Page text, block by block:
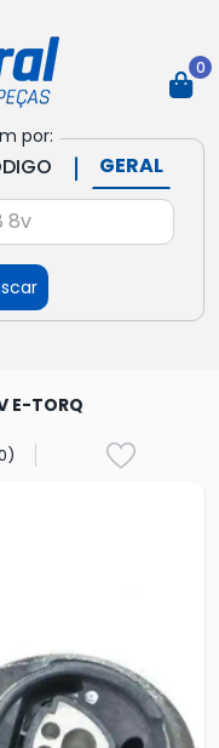
por:
| GERAL
0
E-TORQ